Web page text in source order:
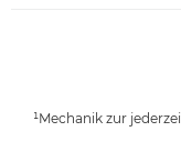
¹Mechanik zur